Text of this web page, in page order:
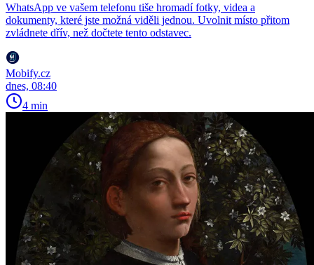
WhatsApp ve vašem telefonu tiše hromadí fotky, videa a
dokumenty, které jste možná viděli jednou. Uvolnit místo přitom
zvládnete dřív, než dočtete tento odstavec.
Mobify.cz
dnes, 08:40
4 min